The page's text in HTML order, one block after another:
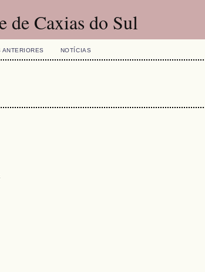
de Caxias do Sul
ANTERIORES NOTÍCIAS